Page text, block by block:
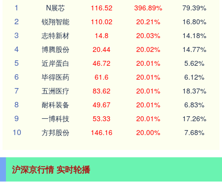
1
N展芯 116.52 396.89% 79.39%
2 锐翔智能 110.02 20.21% 16.80%
3 志特新材 14.8 20.03% 14.18%
4 博腾股份 20.44 20.02% 14.77%
5 近岸蛋白 46.72 20.01% 5.62%
6 毕得医药 61.6 20.01% 6.12%
7 五洲医疗 83.62 20.01% 18.37%
8 耐科装备 49.67 20.01% 6.83%
9 一博科技 53.33 20.01% 17.26%
10 方邦股份 146.16 20.00% 7.68%
沪深京行情 实时轮播